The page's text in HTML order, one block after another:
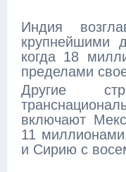
Индия
крупнейшими
когда 18
пределами
Другие
включают
11
и Сирию с